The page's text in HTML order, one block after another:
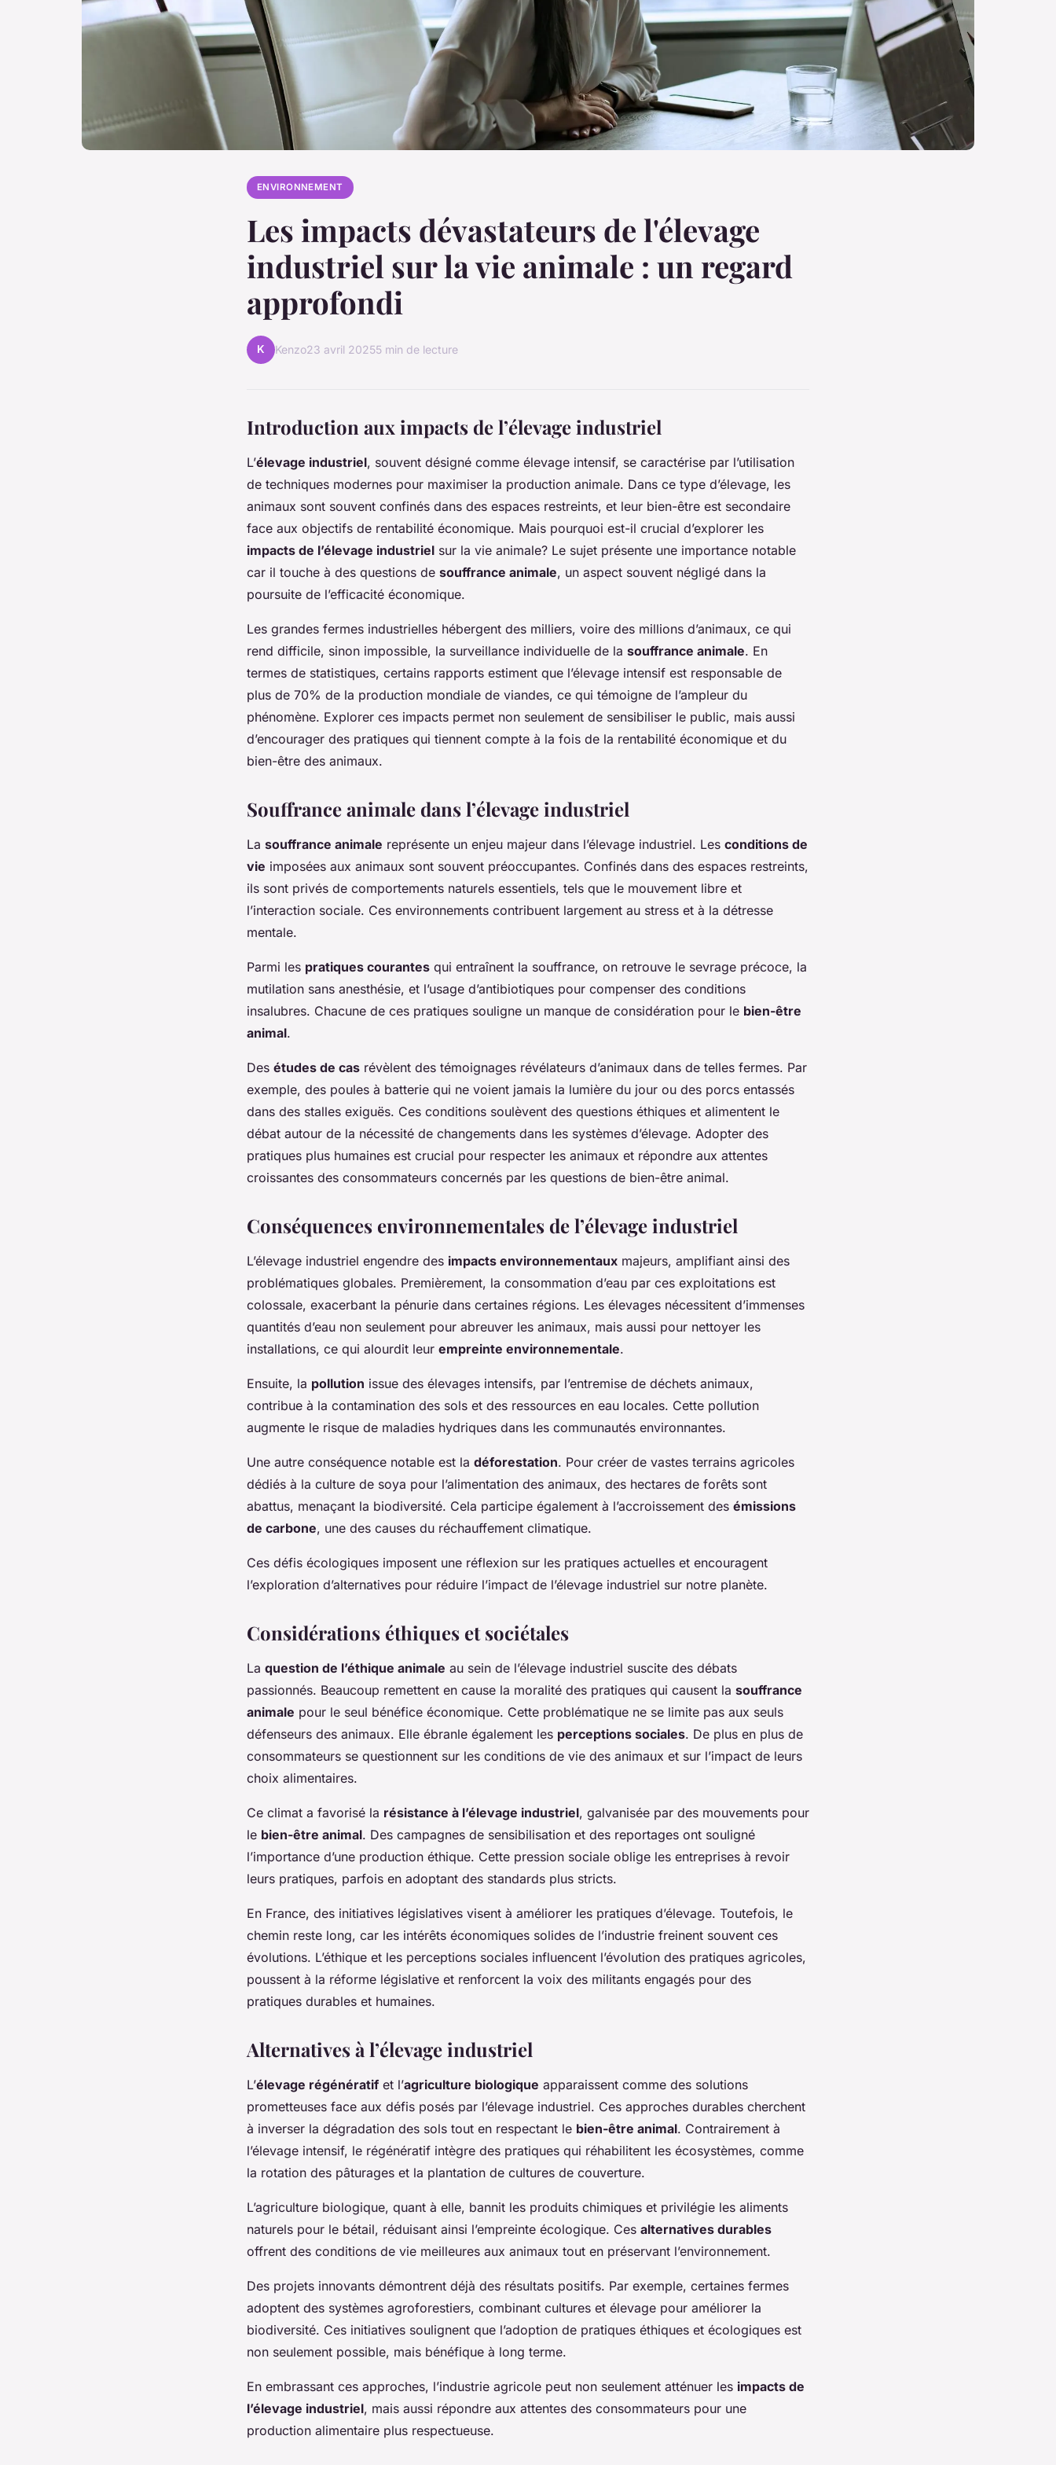
ENVIRONNEMENT
Les impacts dévastateurs de l'élevage
industriel sur la vie animale : un regard
approfondi
K Kenzo23 avril 20255 min de lecture
Introduction aux impacts de l’élevage industriel
L’élevage industriel, souvent désigné comme élevage intensif, se caractérise par l’utilisation
de techniques modernes pour maximiser la production animale. Dans ce type d’élevage, les
animaux sont souvent confinés dans des espaces restreints, et leur bien-être est secondaire
face aux objectifs de rentabilité économique. Mais pourquoi est-il crucial d’explorer les
impacts de l’élevage industriel sur la vie animale? Le sujet présente une importance notable
car il touche à des questions de souffrance animale, un aspect souvent négligé dans la
poursuite de l’efficacité économique.
Les grandes fermes industrielles hébergent des milliers, voire des millions d’animaux, ce qui
rend difficile, sinon impossible, la surveillance individuelle de la souffrance animale. En
termes de statistiques, certains rapports estiment que l’élevage intensif est responsable de
plus de 70% de la production mondiale de viandes, ce qui témoigne de l’ampleur du
phénomène. Explorer ces impacts permet non seulement de sensibiliser le public, mais aussi
d’encourager des pratiques qui tiennent compte à la fois de la rentabilité économique et du
bien-être des animaux.
Souffrance animale dans l’élevage industriel
La souffrance animale représente un enjeu majeur dans l’élevage industriel. Les conditions de
vie imposées aux animaux sont souvent préoccupantes. Confinés dans des espaces restreints,
ils sont privés de comportements naturels essentiels, tels que le mouvement libre et
l’interaction sociale. Ces environnements contribuent largement au stress et à la détresse
mentale.
Parmi les pratiques courantes qui entraînent la souffrance, on retrouve le sevrage précoce, la
mutilation sans anesthésie, et l’usage d’antibiotiques pour compenser des conditions
insalubres. Chacune de ces pratiques souligne un manque de considération pour le bien-être
animal.
Des études de cas révèlent des témoignages révélateurs d’animaux dans de telles fermes. Par
exemple, des poules à batterie qui ne voient jamais la lumière du jour ou des porcs entassés
dans des stalles exiguës. Ces conditions soulèvent des questions éthiques et alimentent le
débat autour de la nécessité de changements dans les systèmes d’élevage. Adopter des
pratiques plus humaines est crucial pour respecter les animaux et répondre aux attentes
croissantes des consommateurs concernés par les questions de bien-être animal.
Conséquences environnementales de l’élevage industriel
L’élevage industriel engendre des impacts environnementaux majeurs, amplifiant ainsi des
problématiques globales. Premièrement, la consommation d’eau par ces exploitations est
colossale, exacerbant la pénurie dans certaines régions. Les élevages nécessitent d’immenses
quantités d’eau non seulement pour abreuver les animaux, mais aussi pour nettoyer les
installations, ce qui alourdit leur empreinte environnementale.
Ensuite, la pollution issue des élevages intensifs, par l’entremise de déchets animaux,
contribue à la contamination des sols et des ressources en eau locales. Cette pollution
augmente le risque de maladies hydriques dans les communautés environnantes.
Une autre conséquence notable est la déforestation. Pour créer de vastes terrains agricoles
dédiés à la culture de soya pour l’alimentation des animaux, des hectares de forêts sont
abattus, menaçant la biodiversité. Cela participe également à l’accroissement des émissions
de carbone, une des causes du réchauffement climatique.
Ces défis écologiques imposent une réflexion sur les pratiques actuelles et encouragent
l’exploration d’alternatives pour réduire l’impact de l’élevage industriel sur notre planète.
Considérations éthiques et sociétales
La question de l’éthique animale au sein de l’élevage industriel suscite des débats
passionnés. Beaucoup remettent en cause la moralité des pratiques qui causent la souffrance
animale pour le seul bénéfice économique. Cette problématique ne se limite pas aux seuls
défenseurs des animaux. Elle ébranle également les perceptions sociales. De plus en plus de
consommateurs se questionnent sur les conditions de vie des animaux et sur l’impact de leurs
choix alimentaires.
Ce climat a favorisé la résistance à l’élevage industriel, galvanisée par des mouvements pour
le bien-être animal. Des campagnes de sensibilisation et des reportages ont souligné
l’importance d’une production éthique. Cette pression sociale oblige les entreprises à revoir
leurs pratiques, parfois en adoptant des standards plus stricts.
En France, des initiatives législatives visent à améliorer les pratiques d’élevage. Toutefois, le
chemin reste long, car les intérêts économiques solides de l’industrie freinent souvent ces
évolutions. L’éthique et les perceptions sociales influencent l’évolution des pratiques agricoles,
poussent à la réforme législative et renforcent la voix des militants engagés pour des
pratiques durables et humaines.
Alternatives à l’élevage industriel
L’élevage régénératif et l’agriculture biologique apparaissent comme des solutions
prometteuses face aux défis posés par l’élevage industriel. Ces approches durables cherchent
à inverser la dégradation des sols tout en respectant le bien-être animal. Contrairement à
l’élevage intensif, le régénératif intègre des pratiques qui réhabilitent les écosystèmes, comme
la rotation des pâturages et la plantation de cultures de couverture.
L’agriculture biologique, quant à elle, bannit les produits chimiques et privilégie les aliments
naturels pour le bétail, réduisant ainsi l’empreinte écologique. Ces alternatives durables
offrent des conditions de vie meilleures aux animaux tout en préservant l’environnement.
Des projets innovants démontrent déjà des résultats positifs. Par exemple, certaines fermes
adoptent des systèmes agroforestiers, combinant cultures et élevage pour améliorer la
biodiversité. Ces initiatives soulignent que l’adoption de pratiques éthiques et écologiques est
non seulement possible, mais bénéfique à long terme.
En embrassant ces approches, l’industrie agricole peut non seulement atténuer les impacts de
l’élevage industriel, mais aussi répondre aux attentes des consommateurs pour une
production alimentaire plus respectueuse.